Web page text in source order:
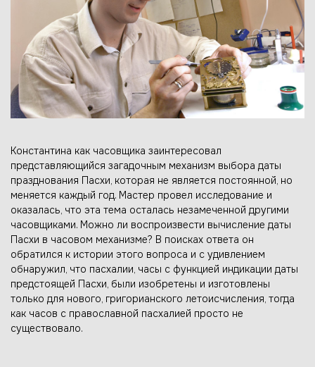
Константина как часовщика заинтересовал
представляющийся загадочным механизм выбора даты
празднования Пасхи, которая не является постоянной, но
меняется каждый год. Мастер провел исследование и
оказалась, что эта тема осталась незамеченной другими
часовщиками. Можно ли воспроизвести вычисление даты
Пасхи в часовом механизме? В поисках ответа он
обратился к истории этого вопроса и с удивлением
обнаружил, что пасхалии, часы с функцией индикации даты
предстоящей Пасхи, были изобретены и изготовлены
только для нового, григорианского летоисчисления, тогда
как часов с православной пасхалией просто не
существовало.